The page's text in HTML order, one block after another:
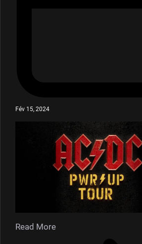
Fév 15, 2024
Read More